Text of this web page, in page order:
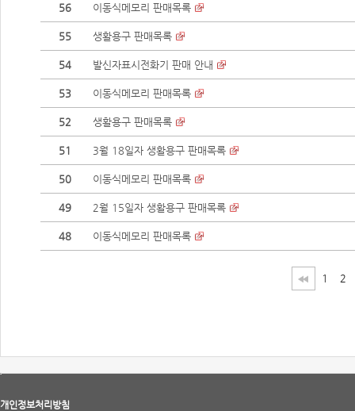
56 이동식메모리 판매목록
55 생활용구 판매목록
54 발신자표시전화기 판매 안내
53 이동식메모리 판매목록
52 생활용구 판매목록
51 3월 18일자 생활용구 판매목록
50 이동식메모리 판매목록
49 2월 15일자 생활용구 판매목록
48 이동식메모리 판매목록
1 2
개인정보처리방침